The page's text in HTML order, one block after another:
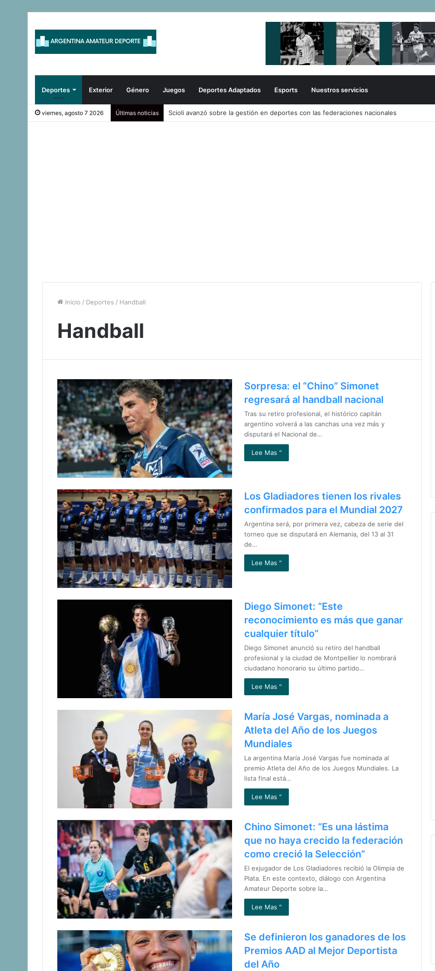
Deportes Exterior Género Juegos Deportes Adaptados Esports Nuestros servicios
viernes, agosto 7 2026 Últimas noticias Argentina reafirmó su liderazgo y venció a Uruguay en el Sudamericano
Inicio / Deportes / Handball
Handball
Sorpresa: el “Chino” Simonet
regresará al handball nacional
Tras su retiro profesional, el histórico capitán
argentino volverá a las canchas una vez más y
disputará el Nacional de…
Lee Mas "
Los Gladiadores tienen los rivales
confirmados para el Mundial 2027
Argentina será, por primera vez, cabeza de serie del
torneo que se disputará en Alemania, del 13 al 31
de…
Lee Mas "
Diego Simonet: “Este
reconocimiento es más que ganar
cualquier título”
Diego Simonet anunció su retiro del handball
profesional y la ciudad de Montpellier lo nombrará
ciudadano honorario su último partido…
Lee Mas "
María José Vargas, nominada a
Atleta del Año de los Juegos
Mundiales
La argentina María José Vargas fue nominada al
premio Atleta del Año de los Juegos Mundiales. La
lista final está…
Lee Mas "
Chino Simonet: “Es una lástima
que no haya crecido la federación
como creció la Selección”
El exjugador de Los Gladiadores recibió la Olimpia de
Plata. En este contexto, diálogo con Argentina
Amateur Deporte sobre la…
Lee Mas "
Se definieron los ganadores de los
Premios AAD al Mejor Deportista
del Año